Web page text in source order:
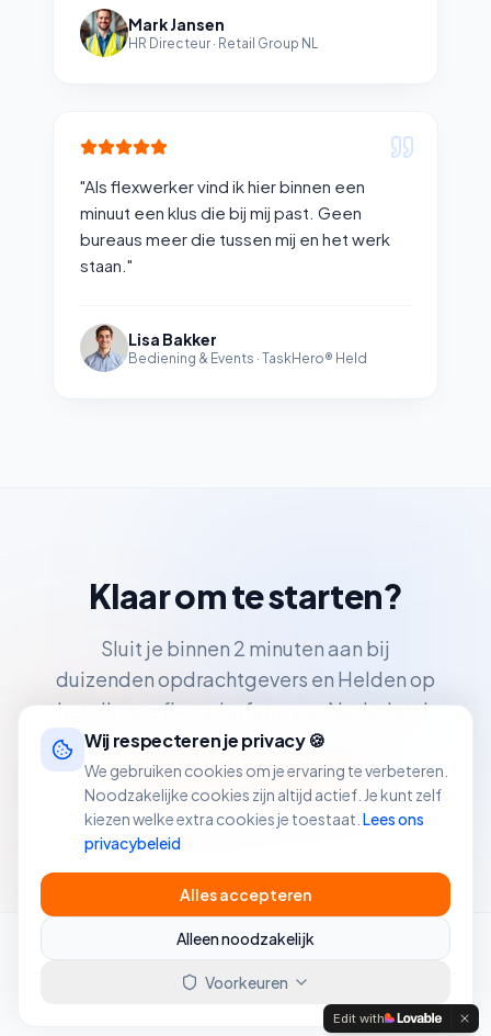
Mark Jansen
HR Directeur · Retail Group NL
"Als flexwerker vind ik hier binnen een
minuut een klus die bij mij past. Geen
bureaus meer die tussen mij en het werk
staan. "
Lisa Bakker
Bediening & Events · TaskHero® Held
Klaar om te starten?
Sluit je binnen 2 minuten aan bij
duizenden opdrachtgevers en Helden op
het slimste flex-platform van Nederland.
Ik zoek personeel
Ik zoek werk
TaskHero®. Alle rechten voorbehouden.
Wij respecteren je privacy 🍪
We gebruiken cookies om je ervaring te verbeteren.
Noodzakelijke cookies zijn altijd actief. Je kunt zelf
kiezen welke extra cookies je toestaat. Lees ons
privacybeleid
Alles accepteren
Alleen noodzakelijk
Voorkeuren
Edit with